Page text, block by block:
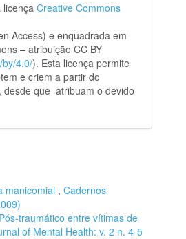
licençaCreative Commons
Access) e enquadrada em
– atribuição CC BY
by/4.0/). Esta licença permite
e criem a partir do
desde que atribuam o devido
manicomial , Cadernos
traumático entre vítimas de
of Mental Health: v. 2 n. 4-5